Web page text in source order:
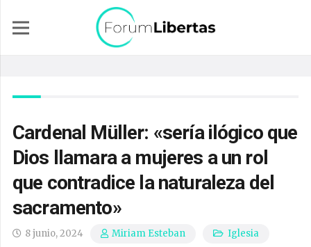
Cardenal Müller: «sería ilógico que
Dios llamara a mujeres a un rol
que contradice la naturaleza del
sacramento»
8 junio, 2024 Miriam Esteban Iglesia